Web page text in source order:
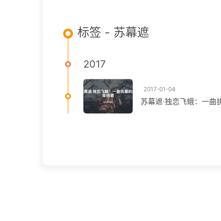
标签 - 苏幕遮
2017
2017-01-04
苏幕遮·独恋飞蛾：一曲